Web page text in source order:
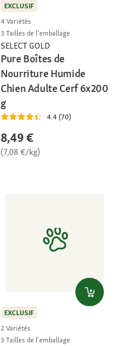
EXCLUSIF
4 Variétés
3 Tailles de l'emballage
SELECT GOLD
Pure Boîtes de
Nourriture Humide
Chien Adulte Cerf 6x200
g
4.4 (70)
8,49 €
(7,08 €/kg)
EXCLUSIF
2 Variétés
3 Tailles de l'emballage